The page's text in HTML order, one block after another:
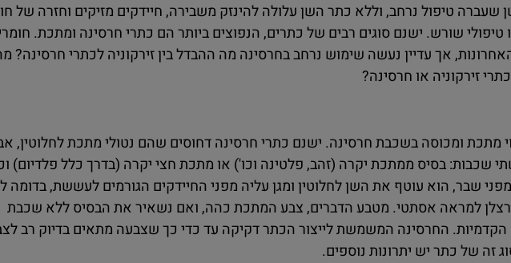
טיפול נרחב, וללא כתר השן עלולה להינזק משבירה, חיידקים מזיקים וחזרה של
שורש. ישנם סוגים רבים של כתרים, הנפוצים ביותר הם כתרי חרסינה ומתכת.
אך עדיין נעשה שימוש נרחב בחרסינה מה ההבדל בין זירקוניה לכתרי חרסינה?
זירקוניה או חרסינה?
מתכת ומכוסה בשכבת חרסינה. ישנם כתרי חרסינה דחוסים שהם נטולי מתכת לחלוטין,
שכבות: בסיס ממתכת יקרה (זהב, פלטינה וכו') או מתכת חצי יקרה (בדרך כלל פלדיום)
שבר, הוא עוטף את השן לחלוטין ומגן עליה מפני החיידקים הגורמים לעששת, בדומה
למראה אסתטי. מטבע הדברים, צבע המתכת כהה, ואם נשאיר את הבסיס ללא שכבת
החרסינה המשמשת לייצור הכתר דקיקה עד כדי כך שצבעה מתאים בדיוק רב
זה של כתר יש יתרונות נוספים.